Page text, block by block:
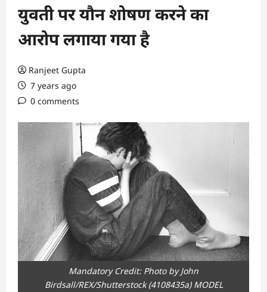
युवती पर यौन शोषण करने का
आरोप लगाया गया है
Ranjeet Gupta
7 years ago
0 comments
Mandatory Credit: Photo by John
Birdsall/REX/Shutterstock (4108435a) MODEL